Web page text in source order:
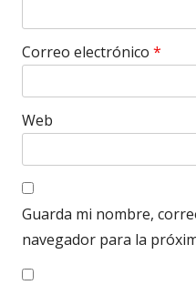
Correo electrónico *
Web
Guarda mi nombre,
navegador para la